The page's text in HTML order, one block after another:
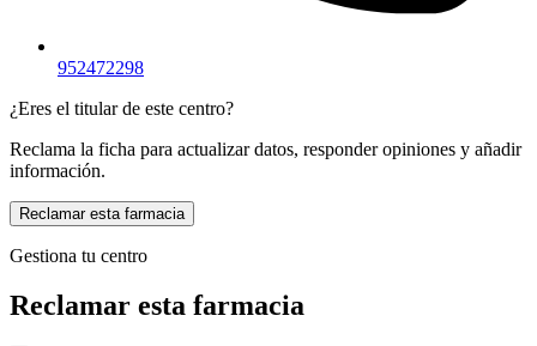
952472298
¿Eres el titular de este centro?
Reclama la ficha para actualizar datos, responder opiniones y añadir
información.
Reclamar esta farmacia
Gestiona tu centro
Reclamar esta farmacia